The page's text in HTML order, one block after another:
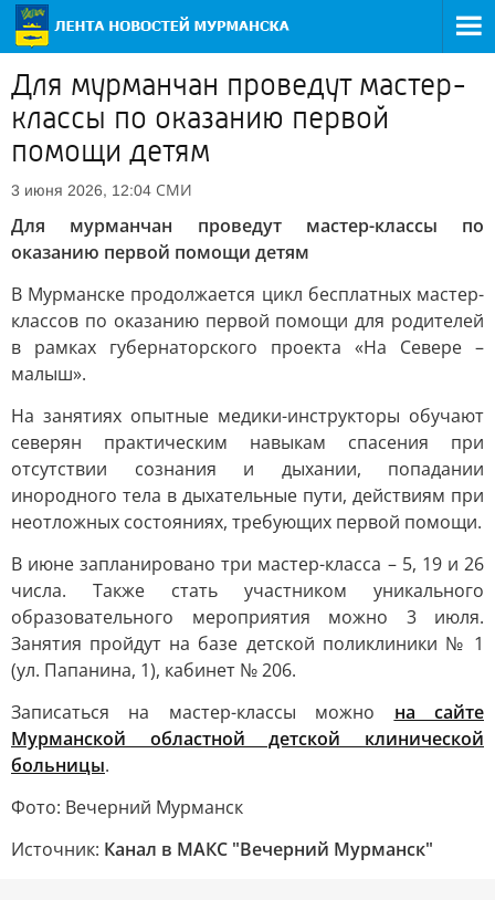
Для мурманчан проведут мастер-
классы по оказанию первой
помощи детям
3 июня 2026, 12:04 СМИ
Для мурманчан проведут мастер-классы по
оказанию первой помощи детям
В Мурманске продолжается цикл бесплатных мастер-
классов по оказанию первой помощи для родителей
в рамках губернаторского проекта «На Севере –
малыш».
На занятиях опытные медики-инструкторы обучают
северян практическим навыкам спасения при
отсутствии сознания и дыхании, попадании
инородного тела в дыхательные пути, действиям при
неотложных состояниях, требующих первой помощи.
В июне запланировано три мастер-класса – 5, 19 и 26
числа. Также стать участником уникального
образовательного мероприятия можно 3 июля.
Занятия пройдут на базе детской поликлиники № 1
(ул. Папанина, 1), кабинет № 206.
Записаться на мастер-классы можно на сайте
Мурманской областной детской клинической
больницы.
Фото: Вечерний Мурманск
Источник: Канал в МАКС "Вечерний Мурманск"